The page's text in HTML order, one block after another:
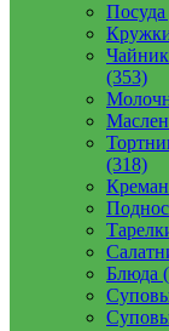
Посуда
(353)
(318)
Блюда